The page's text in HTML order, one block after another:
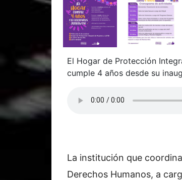
El Hogar de Protección
cumple 4 años desde su
La institución que
Derechos Humanos, a